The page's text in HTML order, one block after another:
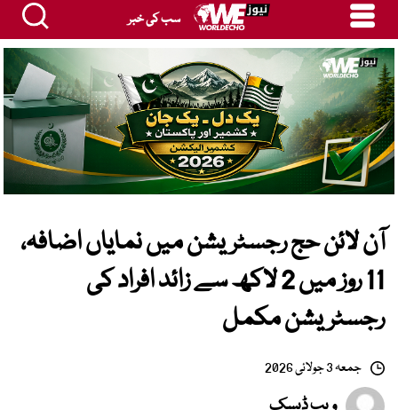
سب کی خبر
آن لائن حج رجسٹریشن میں نمایاں اضافہ،
11 روز میں 2 لاکھ سے زائد افراد کی
رجسٹریشن مکمل
جمعہ 3 جولائی 2026